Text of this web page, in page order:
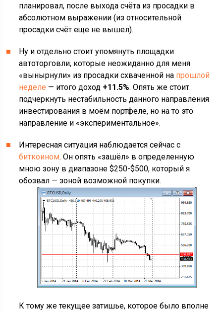
планировал, после выхода счёта из просадки в
абсолютном выражении (из относительной
просадки счёт еще не вышел).
Ну и отдельно стоит упомянуть площадки
автоторговли, которые неожиданно для меня
«вынырнули» из просадки схваченной на прошлой
неделе — итого доход +11.5%. Опять же стоит
подчеркнуть нестабильность данного направления
инвестирования в моём портфеле, но на то это
направление и «экспериментальное».
Интересная ситуация наблюдается сейчас с
биткоином. Он опять «зашёл» в определенную
мною зону в диапазоне $250-$500, который я
обозвал — зоной возможной покупки.
К тому же текущее затишье, которое было вполне